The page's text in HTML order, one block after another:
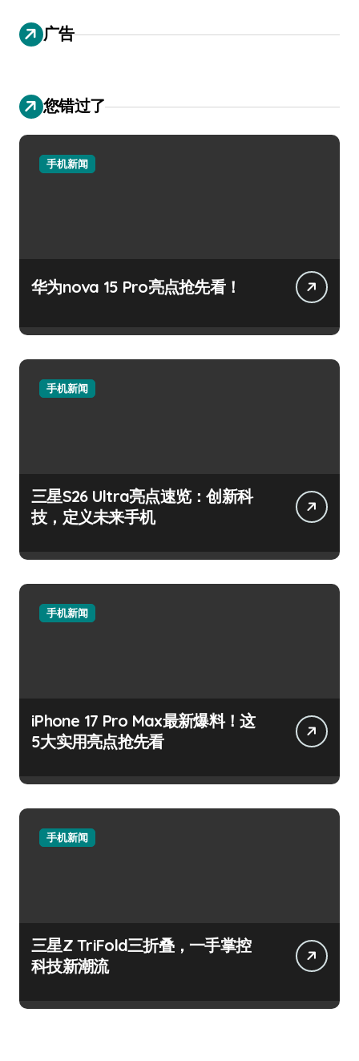
广告
您错过了
手机新闻
华为nova 15 Pro亮点抢先看！
手机新闻
三星S26 Ultra亮点速览：创新科
技，定义未来手机
手机新闻
iPhone 17 Pro Max最新爆料！这
5大实用亮点抢先看
手机新闻
三星Z TriFold三折叠，一手掌控
科技新潮流